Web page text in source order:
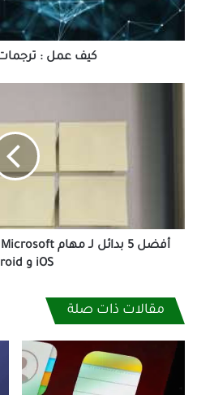
كيف عمل : ترجمات
على
نظام
Android
iOS و Android
مقالات ذات صلة